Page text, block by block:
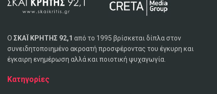
Ο ΣΚΑΪ ΚΡΗΤΗΣ 92,1 από το 1995 βρίσκεται δίπλα στον
συνειδητοποιημένο ακροατή προσφέροντας του έγκυρη και
έγκαιρη ενημέρωση αλλά και ποιοτική ψυχαγωγία.
Κατηγορίες